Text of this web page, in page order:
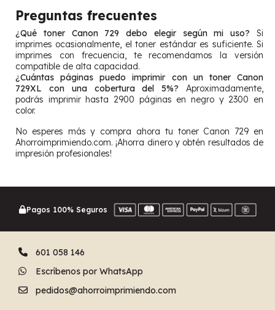
Preguntas frecuentes
¿Qué toner Canon 729 debo elegir según mi uso? Si
imprimes ocasionalmente, el toner estándar es suficiente. Si
imprimes con frecuencia, te recomendamos la versión
compatible de alta capacidad.
¿Cuántas páginas puedo imprimir con un toner Canon
729XL con una cobertura del 5%? Aproximadamente,
podrás imprimir hasta 2900 páginas en negro y 2300 en
color.
No esperes más y compra ahora tu toner Canon 729 en
Ahorroimprimiendo.com. ¡Ahorra dinero y obtén resultados de
impresión profesionales!
Pagos 100% Seguros
601 058 146
Escríbenos por WhatsApp
pedidos@ahorroimprimiendo.com